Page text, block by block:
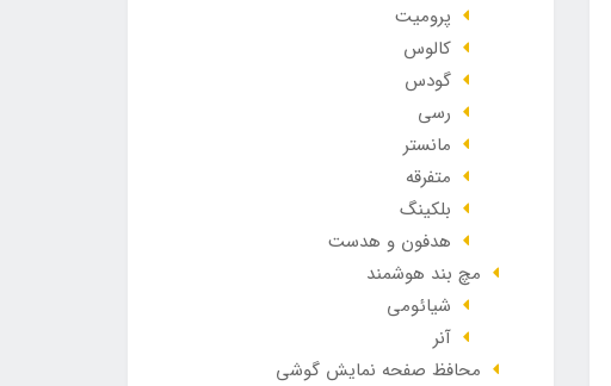
پرومیت
کالوس
گودس
رسی
مانستر
متفرقه
بلکینگ
هدفون و هدست
مچ بند هوشمند
شیائومی
آنر
محافظ صفحه نمایش گوشی